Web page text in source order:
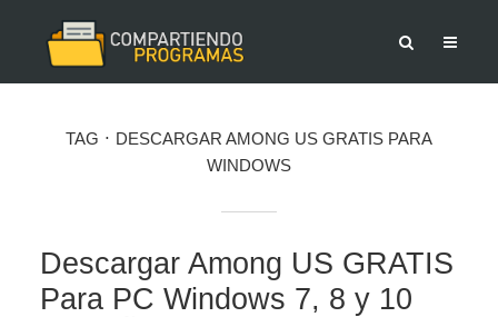
TAG
DESCARGAR AMONG US GRATIS PARA
WINDOWS
Descargar Among US GRATIS
Para PC Windows 7, 8 y 10